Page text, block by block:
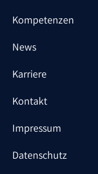
Kompetenzen
News
Karriere
Kontakt
Impressum
Datenschutz